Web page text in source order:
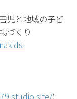
児と地域の子ど
づくり
)